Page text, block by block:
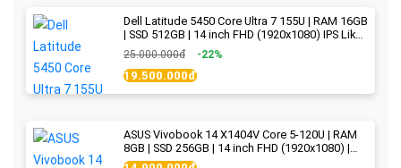
Dell Latitude 5450 Core Ultra 7 155U | RAM 16GB
| SSD 512GB | 14 inch FHD (1920x1080) IPS Like
new
25.000.000đ -22%
19.500.000đ
ASUS Vivobook 14 X1404V Core 5-120U | RAM
8GB | SSD 256GB | 14 inch FHD (1920x1080) |
Quiet Blue - New Fullbox